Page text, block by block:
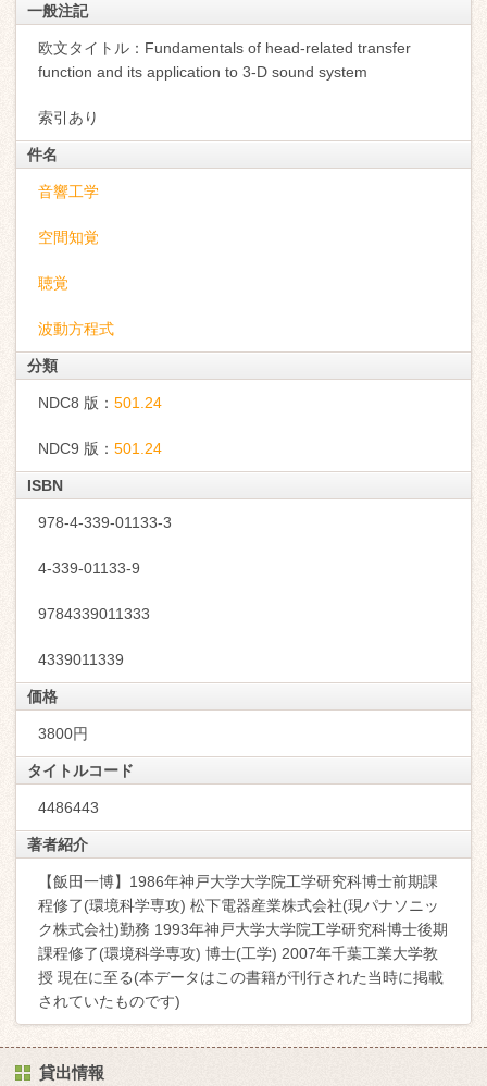
一般注記
欧文タイトル：Fundamentals of head-related transfer
function and its application to 3-D sound system
索引あり
件名
音響工学
空間知覚
聴覚
波動方程式
分類
NDC8 版： 501.24
NDC9 版： 501.24
ISBN
978-4-339-01133-3
4-339-01133-9
9784339011333
4339011339
価格
3800円
タイトルコード
4486443
著者紹介
【飯田一博】1986年神戸大学大学院工学研究科博士前期課
程修了(環境科学専攻) 松下電器産業株式会社(現パナソニッ
ク株式会社)勤務 1993年神戸大学大学院工学研究科博士後期
課程修了(環境科学専攻) 博士(工学) 2007年千葉工業大学教
授 現在に至る(本データはこの書籍が刊行された当時に掲載
されていたものです)
貸出情報